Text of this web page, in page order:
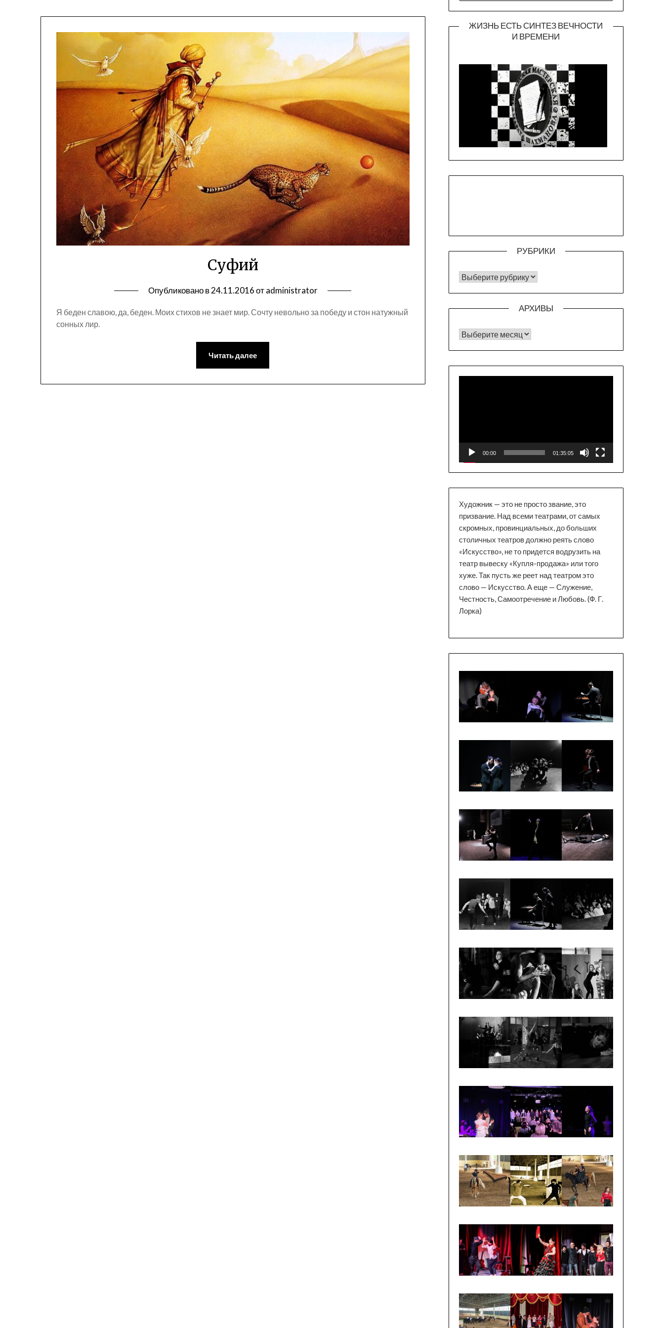
Суфий
Опубликовано в24.11.2016отadministrator
Я беден славою, да, беден. Моих стихов не знает мир. Сочту невольно за победу и стон натужный
сонных лир.
Читать далее
ЖИЗНЬ ЕСТЬ СИНТЕЗ ВЕЧНОСТИ
И ВРЕМЕНИ
РУБРИКИ
РУБРИКИ
АРХИВЫ
Архивы
00:00 01:35:05
Художник — это не просто звание, это
призвание. Над всеми театрами, от самых
скромных, провинциальных, до больших
столичных театров должно реять слово
«Искусство», не то придется водрузить на
театр вывеску «Купля-продажа» или того
хуже. Так пусть же реет над театром это
слово — Искусство. А еще — Служение,
Честность, Самоотречение и Любовь. (Ф. Г.
Лорка)